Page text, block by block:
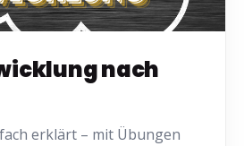
nach
erklärt – mit Übungen